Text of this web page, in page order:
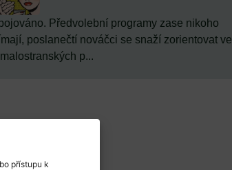
přístupu k
Předvolební programy zase nikoho
poslanečtí nováčci se snaží zorientovat ve
p...